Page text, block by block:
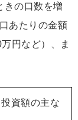
きの口数を増
あたりの金額
円など）、ま
資額の主な